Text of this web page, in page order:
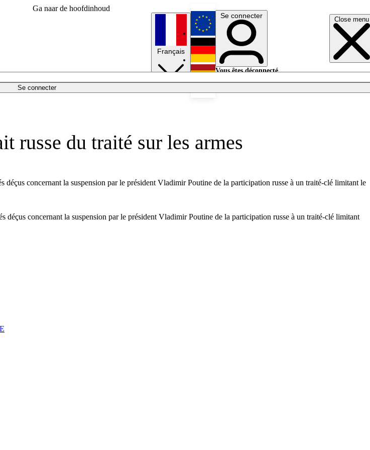
Ga naar de hoofdinhoud
Close menu
Se connecter
Français
English
Deutsch
Se connecter
Vous êtes déconnecté.
russe du traité sur les armes
concernant la suspension par le président Vladimir Poutine de la participation russe à un traité-clé limitant le
concernant la suspension par le président Vladimir Poutine de la participation russe à un traité-clé limitant